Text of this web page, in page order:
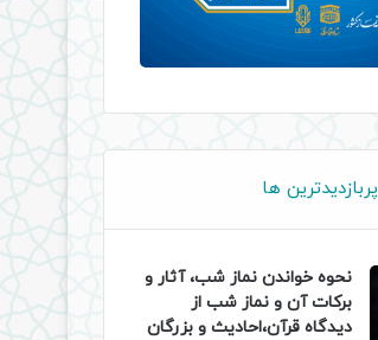
پربازدیدترین ها
نحوه خواندن نماز شب، آثار و
برکات آن و نماز شب از
دیدگاه قرآن،احادیث و بزرگان